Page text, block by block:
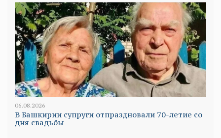
06.08.2026
В Башкирии супруги отпраздновали 70-летие со
дня свадьбы